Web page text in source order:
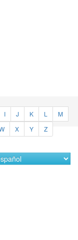
I J K L
M
X Y Z